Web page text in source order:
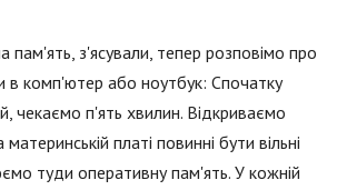
з'ясували, тепер розповімо про
в комп'ютер або ноутбук: Спочатку
чекаємо п'ять хвилин. Відкриваємо
платі повинні бути вільні
туди оперативну пам'ять. У кожній